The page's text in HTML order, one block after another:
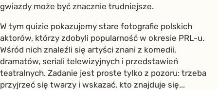
gwiazdy może być znacznie trudniejsze.
W tym quizie pokazujemy stare fotografie polskich
aktorów, którzy zdobyli popularność w okresie PRL-u.
Wśród nich znaleźli się artyści znani z komedii,
dramatów, seriali telewizyjnych i przedstawień
teatralnych. Zadanie jest proste tylko z pozoru: trzeba
przyjrzeć się twarzy i wskazać, kto znajduje się...